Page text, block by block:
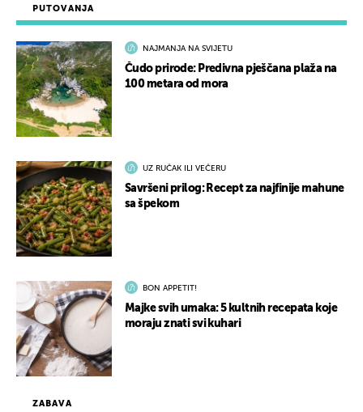
ZABAVA
PUTOVANJA
NAJMANJA NA SVIJETU
Čudo prirode: Predivna pješčana plaža na
100 metara od mora
UZ RUČAK ILI VEČERU
Savršeni prilog: Recept za najfinije mahune
sa špekom
BON APPETIT!
Majke svih umaka: 5 kultnih recepata koje
moraju znati svi kuhari